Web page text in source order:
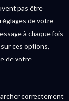
pas être
de votre
à chaque fois
ces options,
de votre
correctement